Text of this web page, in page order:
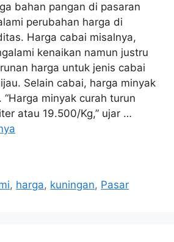
bahan pangan di pasaran
perubahan harga di
Harga cabai misalnya,
kenaikan namun justru
harga untuk jenis cabai
Selain cabai, harga minyak
minyak curah turun
atau 19.500/Kg,” ujar …
, harga, kuningan, Pasar